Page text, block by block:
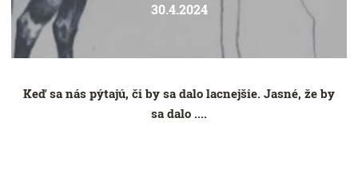
30.4.2024
Keď sa nás pýtajú, či by sa dalo lacnejšie. Jasné, že by
sa dalo ....